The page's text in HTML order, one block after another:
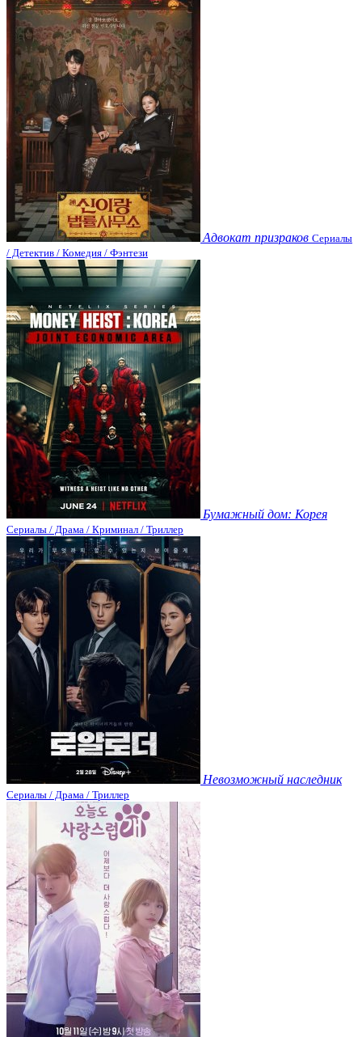
Адвокат призраков Сериалы
/ Детектив / Комедия / Фэнтези
Бумажный дом: Корея
Сериалы / Драма / Криминал / Триллер
Невозможный наследник
Сериалы / Драма / Триллер